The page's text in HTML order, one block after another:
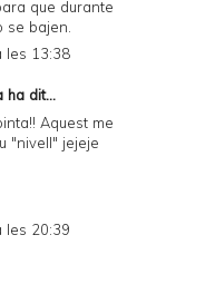
que durante
se bajen.
les 13:38
ha dit...
Aquest me
"nivell" jejeje
les 20:39